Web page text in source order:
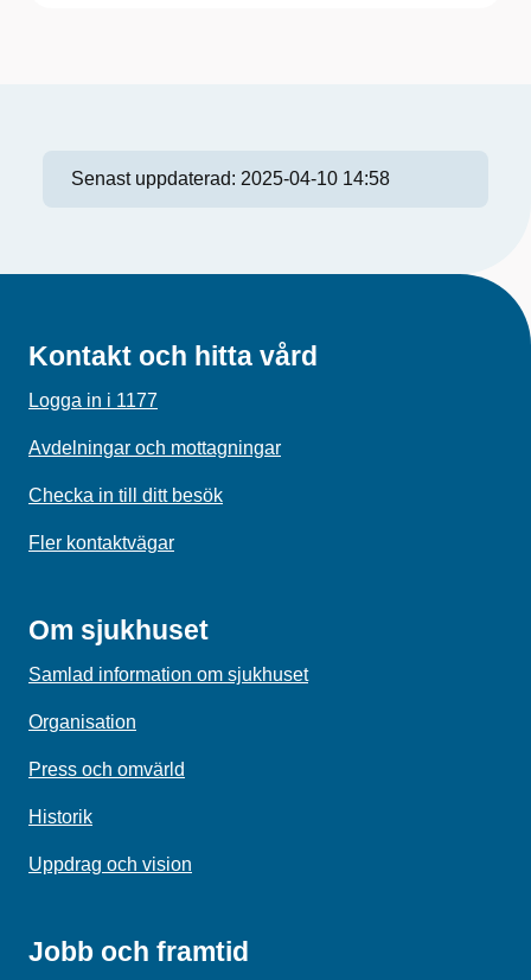
Senast uppdaterad: 2025-04-10 14:58
Kontakt och hitta vård
Logga in i 1177
Avdelningar och mottagningar
Checka in till ditt besök
Fler kontaktvägar
Om sjukhuset
Samlad information om sjukhuset
Organisation
Press och omvärld
Historik
Uppdrag och vision
Jobb och framtid